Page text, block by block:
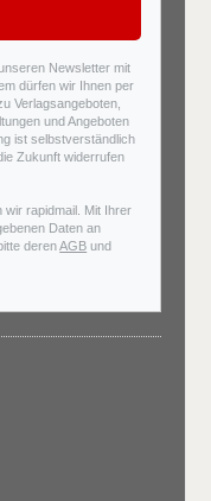
Newsletter mit
dürfen wir Ihnen per
Verlagsangeboten,
und Angeboten
ist selbstverständlich
Zukunft widerrufen
wir rapidmail. Mit Ihrer
Daten an
derenAGB und